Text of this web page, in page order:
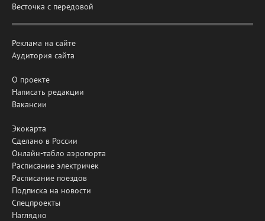
Весточка с передовой
Реклама на сайте
Аудитория сайта
О проекте
Написать редакции
Вакансии
Экокарта
Сделано в России
Онлайн-табло аэропорта
Расписание электричек
Расписание поездов
Подписка на новости
Спецпроекты
Наглядно